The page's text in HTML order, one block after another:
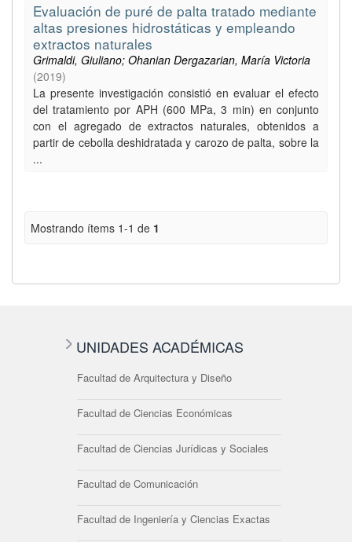
Evaluación de puré de palta tratado mediante
altas presiones hidrostáticas y empleando
extractos naturales
Grimaldi, Giuliano; Ohanian Dergazarian, María Victoria
(2019)
La presente investigación consistió en evaluar el efecto
del tratamiento por APH (600 MPa, 3 min) en conjunto
con el agregado de extractos naturales, obtenidos a
partir de cebolla deshidratada y carozo de palta, sobre la
...
Mostrando ítems 1-1 de 1
UNIDADES ACADÉMICAS
Facultad de Arquitectura y Diseño
Facultad de Ciencias Económicas
Facultad de Ciencias Jurídicas y Sociales
Facultad de Comunicación
Facultad de Ingeniería y Ciencias Exactas